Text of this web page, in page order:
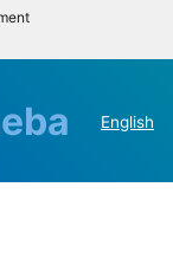
English